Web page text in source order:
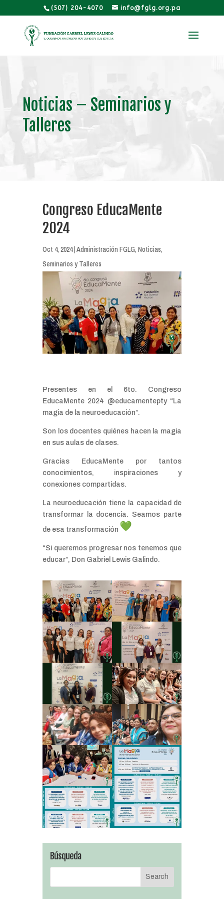
(507) 204-4070 info@fglg.org.pa
Noticias – Seminarios y
Talleres
Congreso EducaMente
2024
Oct 4, 2024|Administración FGLG, Noticias,
Seminarios y Talleres
Presentes en el 6to. Congreso
EducaMente 2024 @educamentepty “La
magia de la neuroeducación”.
Son los docentes quiénes hacen la magia
en sus aulas de clases.
Gracias EducaMente por tantos
conocimientos, inspiraciones y
conexiones compartidas.
La neuroeducación tiene la capacidad de
transformar la docencia. Seamos parte
de esa transformación
“Si queremos progresar nos tenemos que
educar”, Don Gabriel Lewis Galindo.
Búsqueda